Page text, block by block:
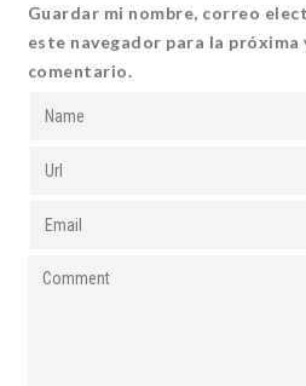
Guardar mi nombre, correo
este navegador para la próxima
comentario.